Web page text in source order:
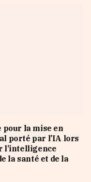
pour la mise en
porté par l’IA lors
l’intelligence
la santé et de la